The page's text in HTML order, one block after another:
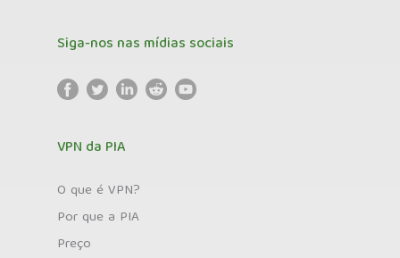
Siga-nos nas mídias sociais
VPN da PIA
O que é VPN?
Por que a PIA
Preço